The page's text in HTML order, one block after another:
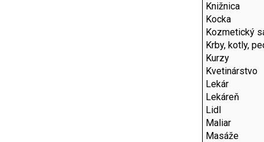
Knižnica
Kocka
Kozmetický
Krby, kotly,
Kurzy
Kvetinárstvo
Lekár
Lekáreň
Lidl
Maliar
Masáže